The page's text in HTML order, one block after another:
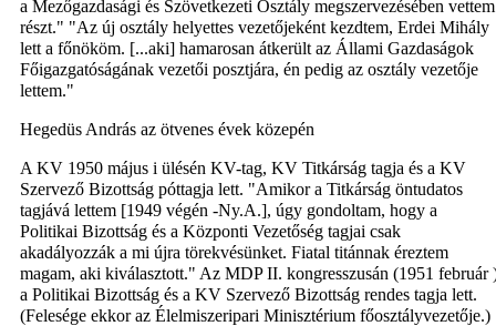
a Mezőgazdasági és Szövetkezeti Osztály megszervezésében vettem
részt." "Az új osztály helyettes vezetőjeként kezdtem, Erdei Mihály
lett a főnököm. [...aki] hamarosan átkerült az Állami Gazdaságok
Főigazgatóságának vezetői posztjára, én pedig az osztály vezetője
lettem."
Hegedüs András az ötvenes évek közepén
A KV 1950 május i ülésén KV-tag, KV Titkárság tagja és a KV
Szervező Bizottság póttagja lett. "Amikor a Titkárság öntudatos
tagjává lettem [1949 végén -Ny.A.], úgy gondoltam, hogy a
Politikai Bizottság és a Központi Vezetőség tagjai csak
akadályozzák a mi újra törekvésünket. Fiatal titánnak éreztem
magam, aki kiválasztott." Az MDP II. kongresszusán (1951 február
a Politikai Bizottság és a KV Szervező Bizottság rendes tagja lett.
(Felesége ekkor az Élelmiszeripari Minisztérium főosztályvezetője.)